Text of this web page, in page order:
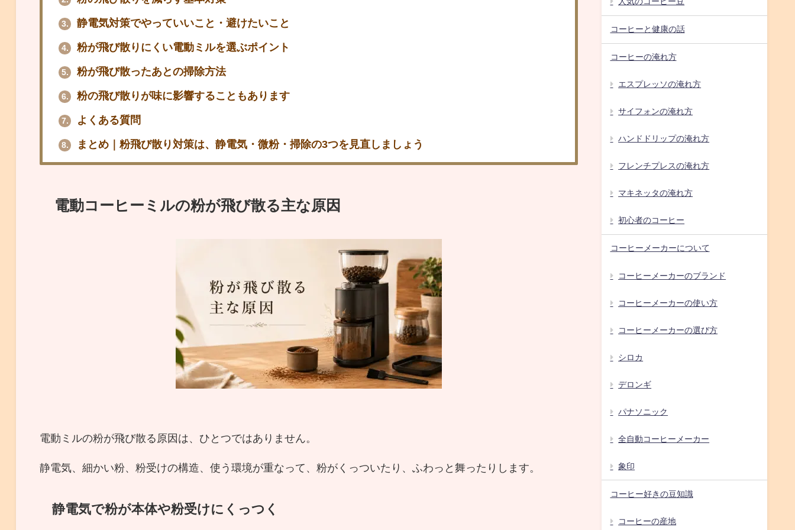
3. 静電気対策でやっていいこと・避けたいこと
4. 粉が飛び散りにくい電動ミルを選ぶポイント
5. 粉が飛び散ったあとの掃除方法
6. 粉の飛び散りが味に影響することもあります
7. よくある質問
8. まとめ｜粉飛び散り対策は、静電気・微粉・掃除の3つを見直しましょう
電動コーヒーミルの粉が飛び散る主な原因
電動ミルの粉が飛び散る原因は、ひとつではありません。
静電気、細かい粉、粉受けの構造、使う環境が重なって、粉がくっついたり、ふわっと舞ったりします。
静電気で粉が本体や粉受けにくっつく
コーヒーと健康の話
コーヒーの淹れ方
エスプレッソの淹れ方
サイフォンの淹れ方
ハンドドリップの淹れ方
フレンチプレスの淹れ方
マキネッタの淹れ方
初心者のコーヒー
コーヒーメーカーについて
コーヒーメーカーのブランド
コーヒーメーカーの使い方
コーヒーメーカーの選び方
シロカ
デロンギ
パナソニック
全自動コーヒーメーカー
象印
コーヒー好きの豆知識
コーヒーの産地